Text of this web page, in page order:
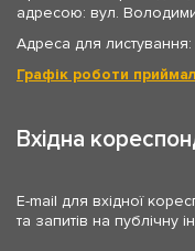
адресою: вул.
Адреса для
Графік роботи
Вхідна
E-mail для вхідної
та запитів на публічну